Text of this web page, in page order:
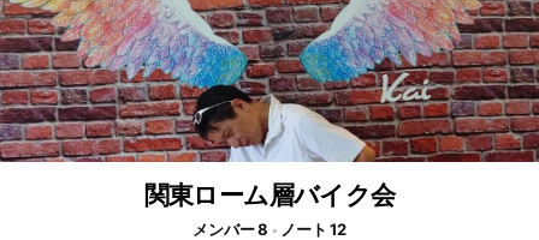
関東ローム層バイク会
メンバー 8
ノート 12